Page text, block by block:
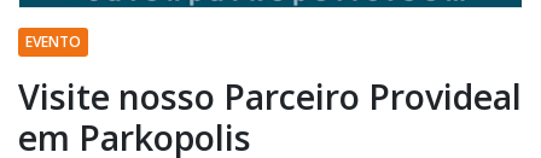
EVENTO
Visite nosso Parceiro Provideal
em Parkopolis